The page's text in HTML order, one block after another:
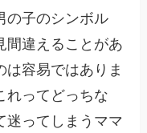
の子のシンボル
間違えることがあ
は容易ではありま
れってどっちな
迷ってしまうママ